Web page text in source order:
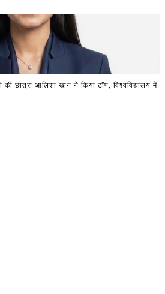
की छात्रा आलिशा खान ने किया टॉप, विश्वविद्यालय में